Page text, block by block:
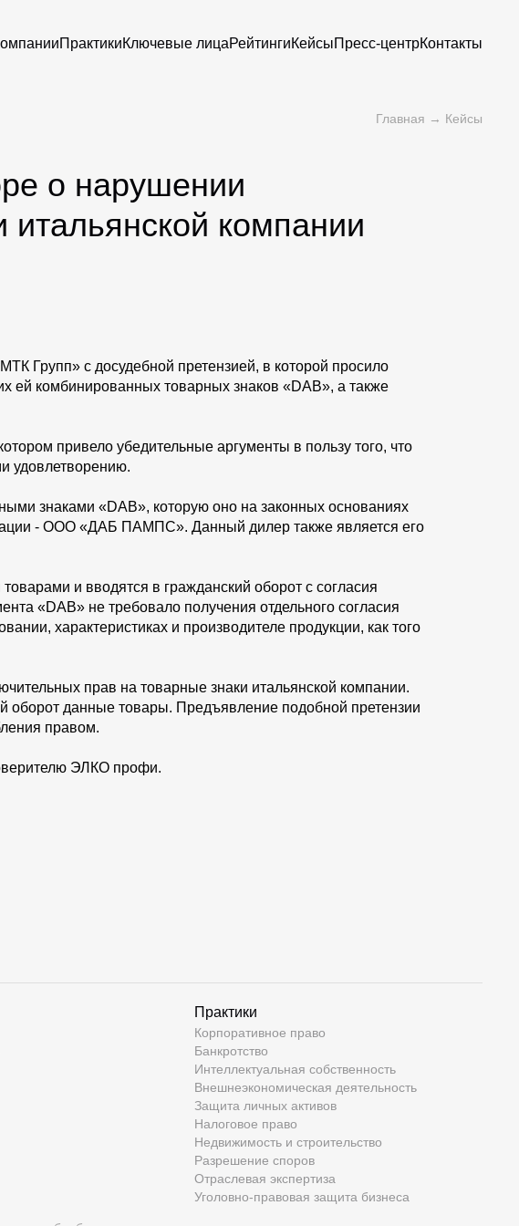
ПрактикиКлючевые лицаРейтингиКейсыПресс-центрКонтакты
Главная → Кейсы
о нарушении
компании
Групп» с досудебной претензией, в которой просило
ей комбинированных товарных знаков «DAB», а также
привело убедительные аргументы в пользу того, что
удовлетворению.
знаками «DAB», которую оно на законных основаниях
- ООО «ДАБ ПАМПС». Данный дилер также является его
и вводятся в гражданский оборот с согласия
«DAB» не требовало получения отдельного согласия
характеристиках и производителе продукции, как того
прав на товарные знаки итальянской компании.
оборот данные товары. Предъявление подобной претензии
правом.
ЭЛКО профи.
Практики
Корпоративное право
Банкротство
Интеллектуальная собственность
Внешнеэкономическая деятельность
Защита личных активов
Налоговое право
Недвижимость и строительство
Разрешение споров
Отраслевая экспертиза
Уголовно-правовая защита бизнеса